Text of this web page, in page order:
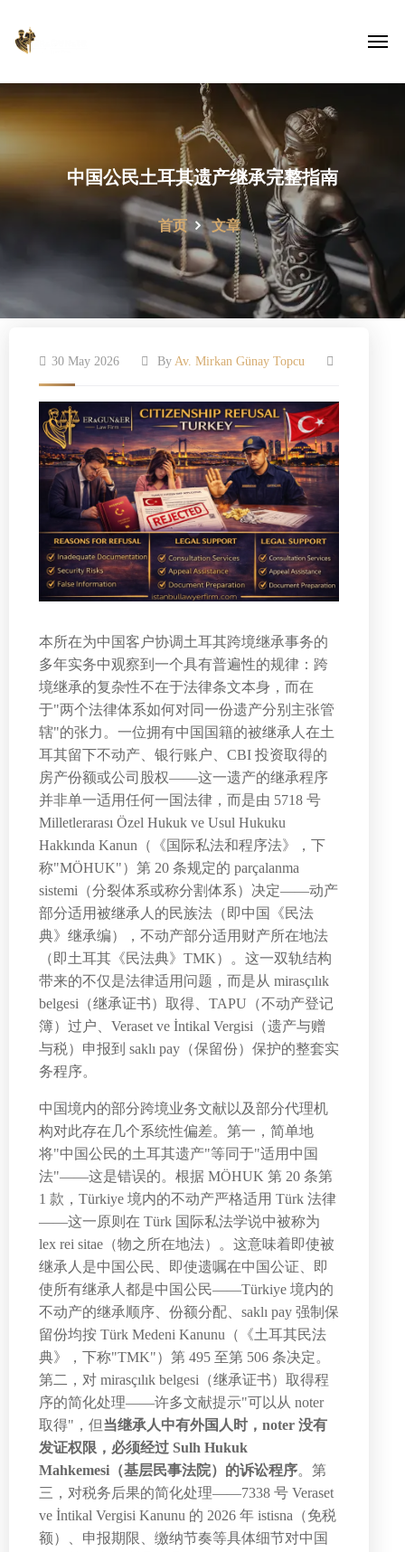
中国公民土耳其遗产继承完整指南
首页 文章
30 May 2026 By Av. Mirkan Günay Topcu
本所在为中国客户协调土耳其跨境继承事务的
多年实务中观察到一个具有普遍性的规律：跨
境继承的复杂性不在于法律条文本身，而在
于"两个法律体系如何对同一份遗产分别主张管
辖"的张力。一位拥有中国国籍的被继承人在土
耳其留下不动产、银行账户、CBI 投资取得的
房产份额或公司股权——这一遗产的继承程序
并非单一适用任何一国法律，而是由 5718 号
Milletlerarası Özel Hukuk ve Usul Hukuku
Hakkında Kanun（《国际私法和程序法》，下
称"MÖHUK"）第 20 条规定的 parçalanma
sistemi（分裂体系或称分割体系）决定——动产
部分适用被继承人的民族法（即中国《民法
典》继承编），不动产部分适用财产所在地法
（即土耳其《民法典》TMK）。这一双轨结构
带来的不仅是法律适用问题，而是从 mirasçılık
belgesi（继承证书）取得、TAPU（不动产登记
簿）过户、Veraset ve İntikal Vergisi（遗产与赠
与税）申报到 saklı pay（保留份）保护的整套实
务程序。
中国境内的部分跨境业务文献以及部分代理机
构对此存在几个系统性偏差。第一，简单地
将"中国公民的土耳其遗产"等同于"适用中国
法"——这是错误的。根据 MÖHUK 第 20 条第
1 款，Türkiye 境内的不动产严格适用 Türk 法律
——这一原则在 Türk 国际私法学说中被称为
lex rei sitae（物之所在地法）。这意味着即使被
继承人是中国公民、即使遗嘱在中国公证、即
使所有继承人都是中国公民——Türkiye 境内的
不动产的继承顺序、份额分配、saklı pay 强制保
留份均按 Türk Medeni Kanunu（《土耳其民法
典》，下称"TMK"）第 495 至第 506 条决定。
第二，对 mirasçılık belgesi（继承证书）取得程
序的简化处理——许多文献提示"可以从 noter
取得"，但当继承人中有外国人时，noter 没有
发证权限，必须经过 Sulh Hukuk
Mahkemesi（基层民事法院）的诉讼程序。第
三，对税务后果的简化处理——7338 号 Veraset
ve İntikal Vergisi Kanunu 的 2026 年 istisna（免税
额）、申报期限、缴纳节奏等具体细节对中国